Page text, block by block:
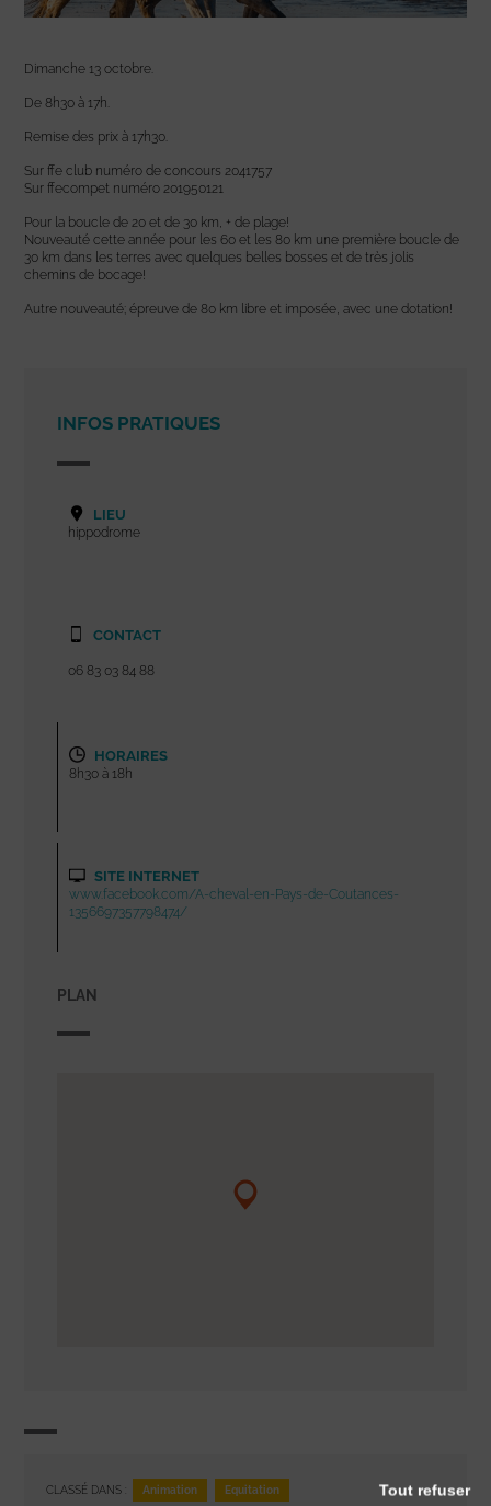
Dimanche 13 octobre.
De 8h30 à 17h.
Remise des prix à 17h30.
Sur ffe club numéro de concours 2041757
Sur ffecompet numéro 201950121
Pour la boucle de 20 et de 30 km, + de plage!
Nouveauté cette année pour les 60 et les 80 km une première boucle de
30 km dans les terres avec quelques belles bosses et de très jolis
chemins de bocage!
Autre nouveauté; épreuve de 80 km libre et imposée, avec une dotation!
INFOS PRATIQUES
LIEU
hippodrome
CONTACT
06 83 03 84 88
HORAIRES
8h30 à 18h
SITE INTERNET
www.facebook.com/A-cheval-en-Pays-de-Coutances-
1356697357798474/
PLAN
CLASSÉ DANS : Animation Equitation Tout refuser